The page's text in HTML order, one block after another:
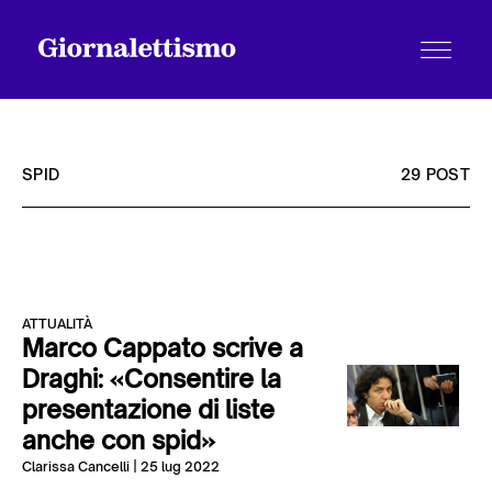
Chi siamo
Contatti
SPID 29 POST
ATTUALITÀ
Marco Cappato scrive a
Draghi: «Consentire la
presentazione di liste
anche con spid»
Clarissa Cancelli | 25 lug 2022